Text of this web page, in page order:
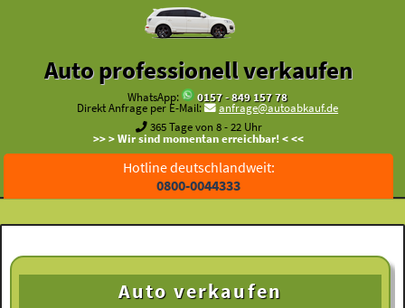
Auto professionell verkaufen
WhatsApp:
0157 - 849 157 78
Direkt Anfrage per E-Mail:
anfrage@autoabkauf.de
365 Tage von 8 - 22 Uhr
>> > Wir sind momentan erreichbar! < <<
Hotline deutschlandweit:
0800-0044333
Auto verkaufen